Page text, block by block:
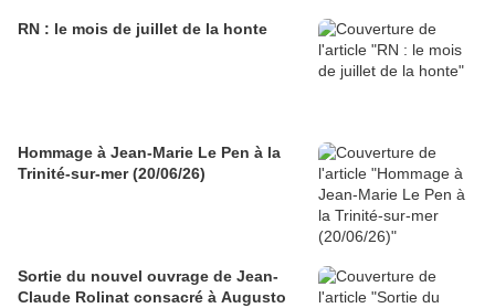
RN : le mois de juillet de la honte
Hommage à Jean-Marie Le Pen à la
Trinité-sur-mer (20/06/26)
Sortie du nouvel ouvrage de Jean-
Claude Rolinat consacré à Augusto